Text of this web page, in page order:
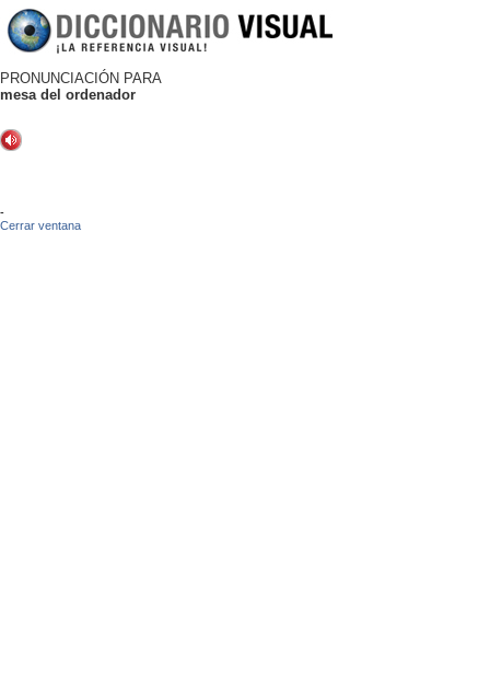
PRONUNCIACIÓN PARA
mesa del ordenador
-
Cerrar ventana